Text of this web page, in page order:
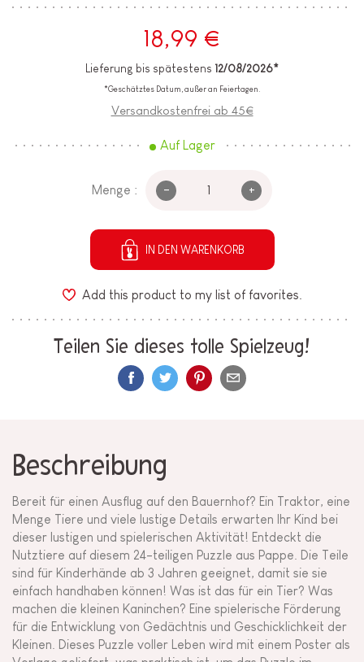
18,99 €
Lieferung bis spätestens 12/08/2026*
*Geschätztes Datum, außer an Feiertagen.
Versandkostenfrei ab 45€
Auf Lager
Menge : - +
IN DEN WARENKORB
Add this product to my list of favorites.
Teilen Sie dieses tolle Spielzeug!
Beschreibung
Bereit für einen Ausflug auf den Bauernhof? Ein Traktor, eine
Menge Tiere und viele lustige Details erwarten Ihr Kind bei
dieser lustigen und spielerischen Aktivität! Entdeckt die
Nutztiere auf diesem 24-teiligen Puzzle aus Pappe. Die Teile
sind für Kinderhände ab 3 Jahren geeignet, damit sie sie
einfach handhaben können! Was ist das für ein Tier? Was
machen die kleinen Kaninchen? Eine spielerische Förderung
für die Entwicklung von Gedächtnis und Geschicklichkeit der
Kleinen. Dieses Puzzle voller Leben wird mit einem Poster als